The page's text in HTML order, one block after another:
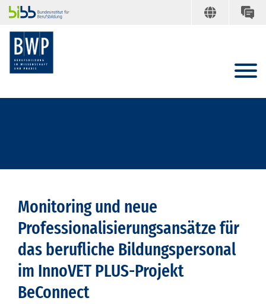
Monitoring und neue
Professionalisierungsansätze für
das berufliche Bildungspersonal
im InnoVET PLUS-Projekt
BeConnect